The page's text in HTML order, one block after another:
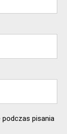
podczas pisania